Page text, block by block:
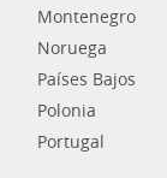
Montenegro
Noruega
Países Bajos
Polonia
Portugal